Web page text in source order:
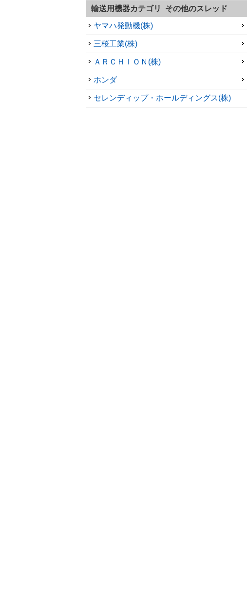
輸送用機器カテゴリ その他のスレッド
ヤマハ発動機(株)
三桜工業(株)
ＡＲＣＨＩＯＮ(株)
ホンダ
セレンディップ・ホールディングス(株)